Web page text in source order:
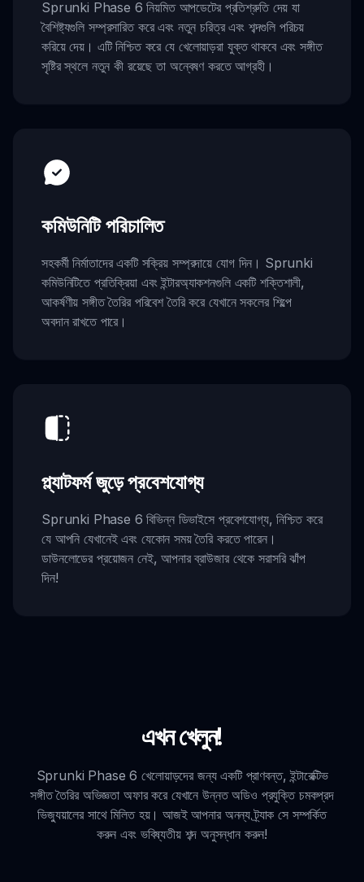
Sprunki Phase 6 নিয়মিত আপডেটের প্রতিশ্রুতি দেয় যা
বৈশিষ্ট্যগুলি সম্প্রসারিত করে এবং নতুন চরিত্র এবং শব্দগুলি পরিচয়
করিয়ে দেয়। এটি নিশ্চিত করে যে খেলোয়াড়রা যুক্ত থাকবে এবং সঙ্গীত
সৃষ্টির স্থলে নতুন কী রয়েছে তা অন্বেষণ করতে আগ্রহী।
কমিউনিটি পরিচালিত
সহকর্মী নির্মাতাদের একটি সক্রিয় সম্প্রদায়ে যোগ দিন। Sprunki
কমিউনিটিতে প্রতিক্রিয়া এবং ইন্টারঅ্যাকশনগুলি একটি শক্তিশালী,
আকর্ষণীয় সঙ্গীত তৈরির পরিবেশ তৈরি করে যেখানে সকলের শিল্পে
অবদান রাখতে পারে।
প্ল্যাটফর্ম জুড়ে প্রবেশযোগ্য
Sprunki Phase 6 বিভিন্ন ডিভাইসে প্রবেশযোগ্য, নিশ্চিত করে
যে আপনি যেখানেই এবং যেকোন সময় তৈরি করতে পারেন।
ডাউনলোডের প্রয়োজন নেই, আপনার ব্রাউজার থেকে সরাসরি ঝাঁপ
দিন!
এখন খেলুন!
Sprunki Phase 6 খেলোয়াড়দের জন্য একটি প্রাণবন্ত, ইন্টারেক্টিভ
সঙ্গীত তৈরির অভিজ্ঞতা অফার করে যেখানে উন্নত অডিও প্রযুক্তি চমকপ্রদ
ভিজ্যুয়ালের সাথে মিলিত হয়। আজই আপনার অনন্য ট্র্যাক সে সম্পর্কিত
করুন এবং ভবিষ্যতীয় শব্দ অনুসন্ধান করুন!